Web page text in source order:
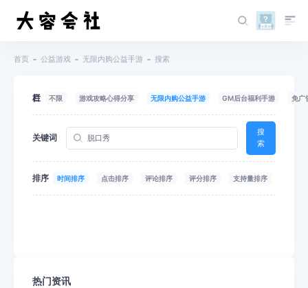
首页 公益游戏 无限内购公益手游 搜索
栏目 不限 游戏攻略心得分享 无限内购公益手游 GM后台福利手游 免广
关键词
搜
索
排序 时间排序 点击排序 评论排序 评分排序 支持量排序
热门资讯